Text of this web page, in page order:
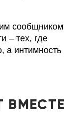
сообщником
– тех, где
а интимность
ВМЕСТЕ